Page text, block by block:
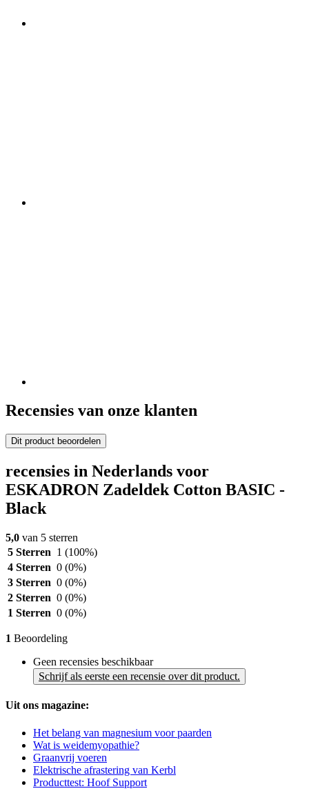
Recensies van onze klanten
Dit product beoordelen
recensies in Nederlands voor
ESKADRON Zadeldek Cotton BASIC -
Black
5,0 van 5 sterren
5 Sterren 1 (100%)
4 Sterren 0 (0%)
3 Sterren 0 (0%)
2 Sterren 0 (0%)
1 Sterren 0 (0%)
1 Beoordeling
Geen recensies beschikbaar
Schrijf als eerste een recensie over dit product.
Uit ons magazine:
Het belang van magnesium voor paarden
Wat is weidemyopathie?
Graanvrij voeren
Elektrische afrastering van Kerbl
Producttest: Hoof Support